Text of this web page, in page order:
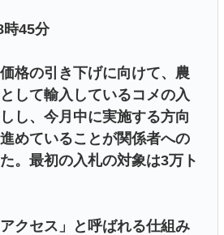
時45分
格の引き下げに向けて、農
して輸入しているコメの入
し、今月中に実施する方向
めていることが関係者への
。最初の入札の対象は3万ト
クセス」と呼ばれる仕組み